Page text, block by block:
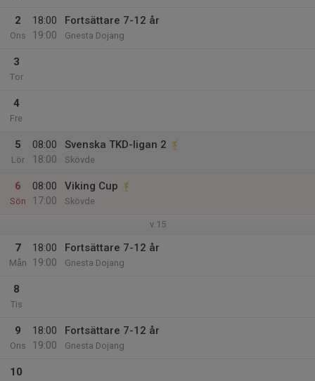
2
Ons
18:00
19:00
Fortsättare 7-12 år
Gnesta Dojang
3
Tor
4
Fre
5
Lör
08:00
18:00
Svenska TKD-ligan 2
Skövde
6
Sön
08:00
17:00
Viking Cup
Skövde
v.15
7
Mån
18:00
19:00
Fortsättare 7-12 år
Gnesta Dojang
8
Tis
9
Ons
18:00
19:00
Fortsättare 7-12 år
Gnesta Dojang
10